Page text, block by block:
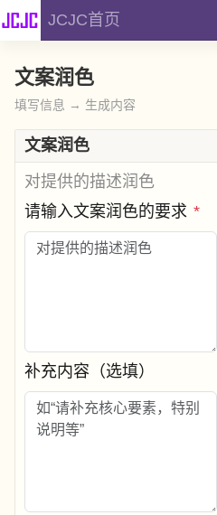
JCJC首页
文案润色
填写信息 → 生成内容
文案润色
对提供的描述润色
请输入文案润色的要求 *
补充内容（选填）